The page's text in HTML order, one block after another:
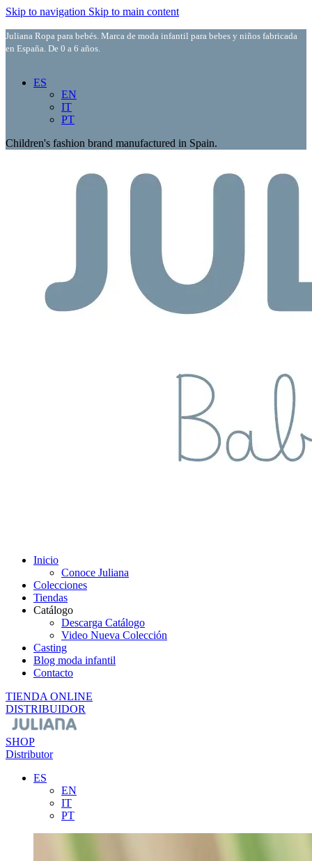
Skip to navigation Skip to main content
Juliana Ropa para bebés. Marca de moda infantil para bebes y niños fabricada
en España. De 0 a 6 años.
ES
EN
IT
PT
Children's fashion brand manufactured in Spain.
Inicio
Conoce Juliana
Colecciones
Tiendas
Catálogo
Descarga Catálogo
Video Nueva Colección
Casting
Blog moda infantil
Contacto
TIENDA ONLINE
DISTRIBUIDOR
SHOP
Distributor
ES
EN
IT
PT